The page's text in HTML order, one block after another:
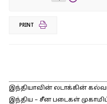
PRINT
இந்தியாவின் லடாக்கின்
இந்திய – சீன படைகள்